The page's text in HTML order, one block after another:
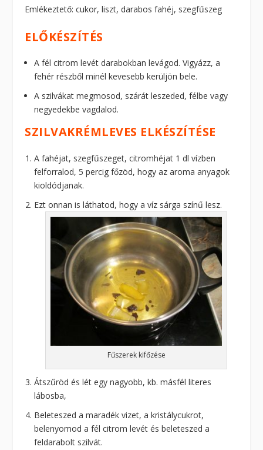
Emlékeztető: cukor, liszt, darabos fahéj, szegfűszeg
ELŐKÉSZÍTÉS
A fél citrom levét darabokban levágod. Vigyázz, a
fehér részből minél kevesebb kerüljön bele.
A szilvákat megmosod, szárát leszeded, félbe vagy
negyedekbe vagdalod.
SZILVAKRÉMLEVES ELKÉSZÍTÉSE
A fahéjat, szegfűszeget, citromhéjat 1 dl vízben
felforralod, 5 percig főzöd, hogy az aroma anyagok
kioldódjanak.
Ezt onnan is láthatod, hogy a víz sárga színű lesz.
Fűszerek kifőzése
Átszűröd és lét egy nagyobb, kb. másfél literes
lábosba,
Beleteszed a maradék vizet, a kristálycukrot,
belenyomod a fél citrom levét és beleteszed a
feldarabolt szilvát.